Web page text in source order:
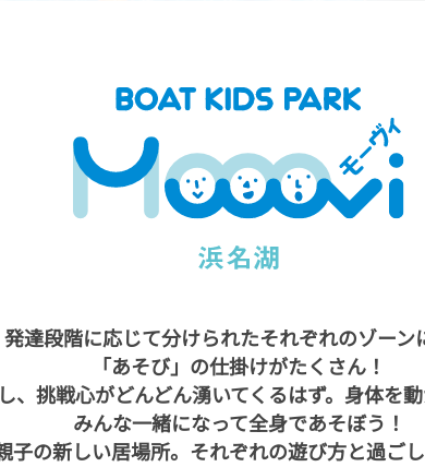
発達段階に応じて分けられたそれぞれのゾーン
「あそび」の仕掛けがたくさん！
、挑戦心がどんどん湧いてくるはず。身体を
みんな一緒になって全身であそぼう！
子の新しい居場所。それぞれの遊び方と過ご